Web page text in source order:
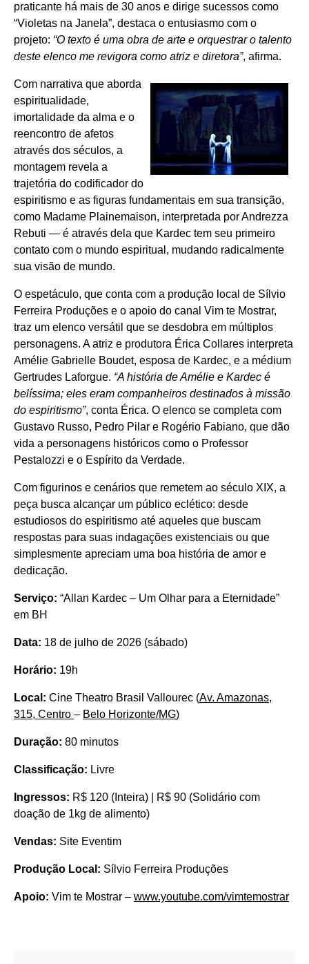
praticante há mais de 30 anos e dirige sucessos como
“Violetas na Janela”, destaca o entusiasmo com o
projeto: “O texto é uma obra de arte e orquestrar o talento
deste elenco me revigora como atriz e diretora”, afirma.
Com narrativa que aborda
espiritualidade,
imortalidade da alma e o
reencontro de afetos
através dos séculos, a
montagem revela a
trajetória do codificador do
espiritismo e as figuras fundamentais em sua transição,
como Madame Plainemaison, interpretada por Andrezza
Rebuti — é através dela que Kardec tem seu primeiro
contato com o mundo espiritual, mudando radicalmente
sua visão de mundo.
O espetáculo, que conta com a produção local de Sílvio
Ferreira Produções e o apoio do canal Vim te Mostrar,
traz um elenco versátil que se desdobra em múltiplos
personagens. A atriz e produtora Érica Collares interpreta
Amélie Gabrielle Boudet, esposa de Kardec, e a médium
Gertrudes Laforgue. “A história de Amélie e Kardec é
belíssima; eles eram companheiros destinados à missão
do espiritismo”, conta Érica. O elenco se completa com
Gustavo Russo, Pedro Pilar e Rogério Fabiano, que dão
vida a personagens históricos como o Professor
Pestalozzi e o Espírito da Verdade.
Com figurinos e cenários que remetem ao século XIX, a
peça busca alcançar um público eclético: desde
estudiosos do espiritismo até aqueles que buscam
respostas para suas indagações existenciais ou que
simplesmente apreciam uma boa história de amor e
dedicação.
Serviço: “Allan Kardec – Um Olhar para a Eternidade”
em BH
Data: 18 de julho de 2026 (sábado)
Horário: 19h
Local: Cine Theatro Brasil Vallourec (Av. Amazonas,
315, Centro – Belo Horizonte/MG)
Duração: 80 minutos
Classificação: Livre
Ingressos: R$ 120 (Inteira) | R$ 90 (Solidário com
doação de 1kg de alimento)
Vendas: Site Eventim
Produção Local: Sílvio Ferreira Produções
Apoio: Vim te Mostrar – www.youtube.com/vimtemostrar